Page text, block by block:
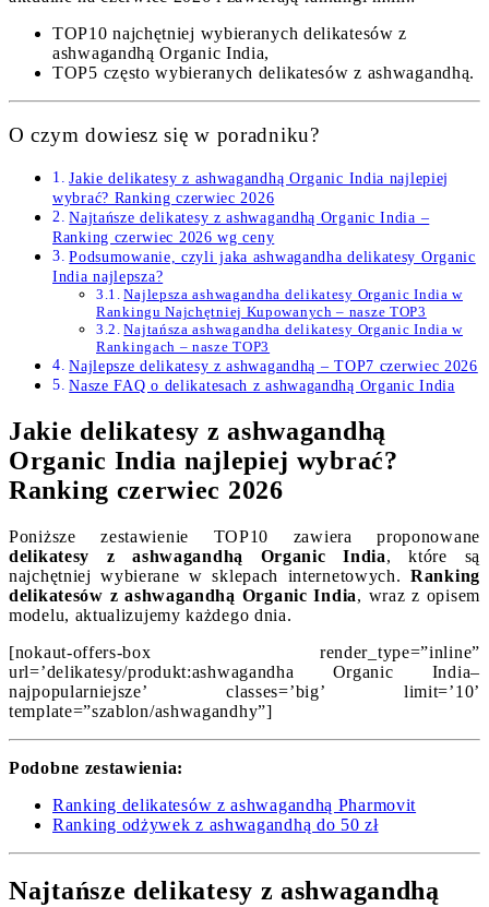
TOP10 najchętniej wybieranych delikatesów z
ashwagandhą Organic India,
TOP5 często wybieranych delikatesów z ashwagandhą.
O czym dowiesz się w poradniku?
Jakie delikatesy z ashwagandhą Organic India najlepiej
wybrać? Ranking czerwiec 2026
Najtańsze delikatesy z ashwagandhą Organic India –
Ranking czerwiec 2026 wg ceny
Podsumowanie, czyli jaka ashwagandha delikatesy Organic
India najlepsza?
Najlepsza ashwagandha delikatesy Organic India w
Rankingu Najchętniej Kupowanych – nasze TOP3
Najtańsza ashwagandha delikatesy Organic India w
Rankingach – nasze TOP3
Najlepsze delikatesy z ashwagandhą – TOP7 czerwiec 2026
Nasze FAQ o delikatesach z ashwagandhą Organic India
Jakie delikatesy z ashwagandhą
Organic India najlepiej wybrać?
Ranking czerwiec 2026
Poniższe zestawienie TOP10 zawiera proponowane
delikatesy z ashwagandhą Organic India, które są
najchętniej wybierane w sklepach internetowych.Ranking
delikatesów z ashwagandhą Organic India, wraz z opisem
modelu, aktualizujemy każdego dnia.
[nokaut-offers-box render_type=”inline”
url=’delikatesy/produkt:ashwagandha Organic India–
najpopularniejsze’ classes=’big’ limit=’10’
template=”szablon/ashwagandhy”]
Podobne zestawienia:
Ranking delikatesów z ashwagandhą Pharmovit
Ranking odżywek z ashwagandhą do 50 zł
Najtańsze delikatesy z ashwagandhą